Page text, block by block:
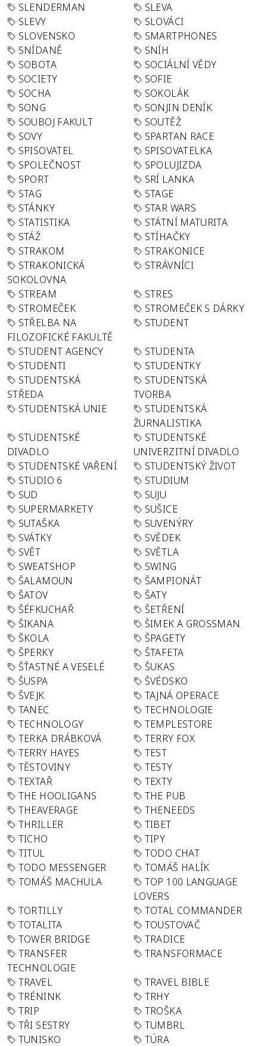
SLENDERMAN
SLEVA
SLEVY
SLOVÁCI
SLOVENSKO
SMARTPHONES
SNÍDANĚ
SNÍH
SOBOTA
SOCIÁLNÍ VĚDY
SOCIETY
SOFIE
SOCHA
SOKOLÁK
SONG
SONJIN DENÍK
SOUBOJ FAKULT
SOUTĚŽ
SOVY
SPARTAN RACE
SPISOVATEL
SPISOVATELKA
SPOLEČNOST
SPOLUJIZDA
SPORT
SRÍ LANKA
STAG
STAGE
STÁNKY
STAR WARS
STATISTIKA
STÁTNÍ MATURITA
STÁŽ
STÍHAČKY
STRAKOM
STRAKONICE
STRAKONICKÁ
SOKOLOVNA
STRÁVNÍCI
STREAM
STRES
STROMEČEK
STROMEČEK S DÁRKY
STŘELBA NA
FILOZOFICKÉ FAKULTĚ
STUDENT
STUDENT AGENCY
STUDENTA
STUDENTI
STUDENTKY
STUDENTSKÁ
STŘEDA
STUDENTSKÁ
TVORBA
STUDENTSKÁ UNIE
STUDENTSKÁ
ŽURNALISTIKA
STUDENTSKÉ
DIVADLO
STUDENTSKÉ
UNIVERZITNÍ DIVADLO
STUDENTSKÉ VAŘENÍ
STUDENTSKÝ ŽIVOT
STUDIO 6
STUDIUM
SUD
SUJU
SUPERMARKETY
SUŠICE
SUTAŠKA
SUVENÝRY
SVÁTKY
SVĚDEK
SVĚT
SVĚTLA
SWEATSHOP
SWING
ŠALAMOUN
ŠAMPIONÁT
ŠATOV
ŠATY
ŠÉFKUCHAŘ
ŠETŘENÍ
ŠIKANA
ŠIMEK A GROSSMAN
ŠKOLA
ŠPAGETY
ŠPERKY
ŠTAFETA
ŠŤASTNÉ A VESELÉ
ŠUKAS
ŠUSPA
ŠVÉDSKO
ŠVEJK
TAJNÁ OPERACE
TANEC
TECHNOLOGIE
TECHNOLOGY
TEMPLESTORE
TERKA DRÁBKOVÁ
TERRY FOX
TERRY HAYES
TEST
TĚSTOVINY
TESTY
TEXTAŘ
TEXTY
THE HOOLIGANS
THE PUB
THEAVERAGE
THENEEDS
THRILLER
TIBET
TICHO
TIPY
TITUL
TODO CHAT
TODO MESSENGER
TOMÁŠ HALÍK
TOMÁŠ MACHULA
TOP 100 LANGUAGE
LOVERS
TORTILLY
TOTAL COMMANDER
TOTALITA
TOUSTOVAČ
TOWER BRIDGE
TRADICE
TRANSFER
TECHNOLOGIE
TRANSFORMACE
TRAVEL
TRAVEL BIBLE
TRÉNINK
TRHY
TRIP
TROŠKA
TŘI SESTRY
TUMBRL
TUNISKO
TÚRA